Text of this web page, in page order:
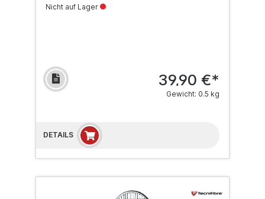
Nicht auf Lager
39,90 €*
Gewicht: 0.5 kg
DETAILS